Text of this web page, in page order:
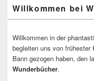
Willkommen bei
Willkommen in der
begleiten uns von frühester
Bann gezogen haben, den
Wunderbücher.